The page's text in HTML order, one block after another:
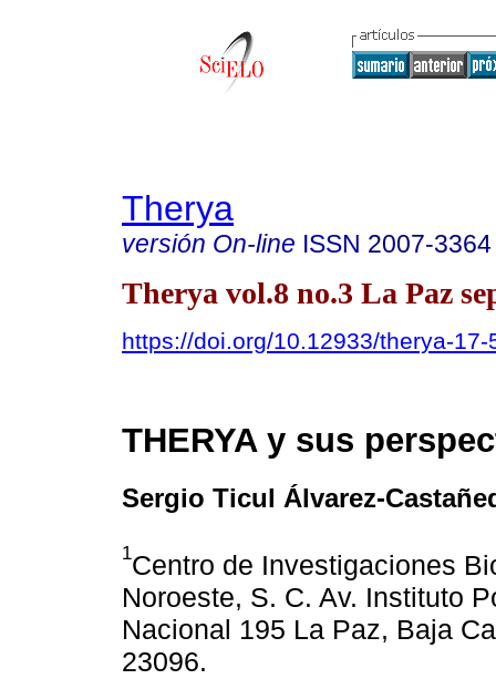
Therya
versión On-line ISSN 2007-3364
Therya vol.8 no.3 La Paz
https://doi.org/10.12933/therya-17-
THERYA y sus
Sergio Ticul Álvarez-
1Centro de Investigaciones
Noroeste, S. C. Av. Instituto
Nacional 195 La Paz, Baja
23096.